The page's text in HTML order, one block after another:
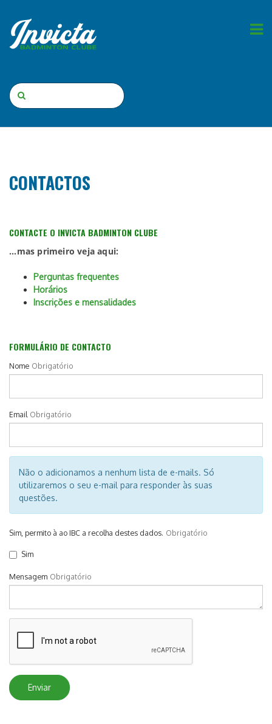
CONTACTOS
CONTACTE O INVICTA BADMINTON CLUBE
...mas primeiro veja aqui:
Perguntas frequentes
Horários
Inscrições e mensalidades
FORMULÁRIO DE CONTACTO
Nome Obrigatório
Email Obrigatório
Não o adicionamos a nenhum lista de e-mails. Só
utilizaremos o seu e-mail para responder às suas
questões.
Sim, permito à ao IBC a recolha destes dados. Obrigatório
Sim
Mensagem Obrigatório
Enviar